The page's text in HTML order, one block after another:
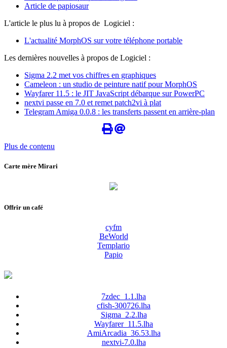
Article de papiosaur
L'article le plus lu à propos de Logiciel :
L'actualité MorphOS sur votre téléphone portable
Les dernières nouvelles à propos de Logiciel :
Sigma 2.2 met vos chiffres en graphiques
Cameleon : un studio de peinture natif pour MorphOS
Wayfarer 11.5 : le JIT JavaScript débarque sur PowerPC
nextvi passe en 7.0 et remet patch2vi à plat
Telegram Amiga 0.0.8 : les transferts passent en arrière-plan
Plus de contenu
Carte mère Mirari
Offrir un café
cyfm
BeWorld
Templario
Papio
7zdec_1.1.lha
cfish-300726.lha
Sigma_2.2.lha
Wayfarer_11.5.lha
AmiArcadia_36.53.lha
nextvi-7.0.lha